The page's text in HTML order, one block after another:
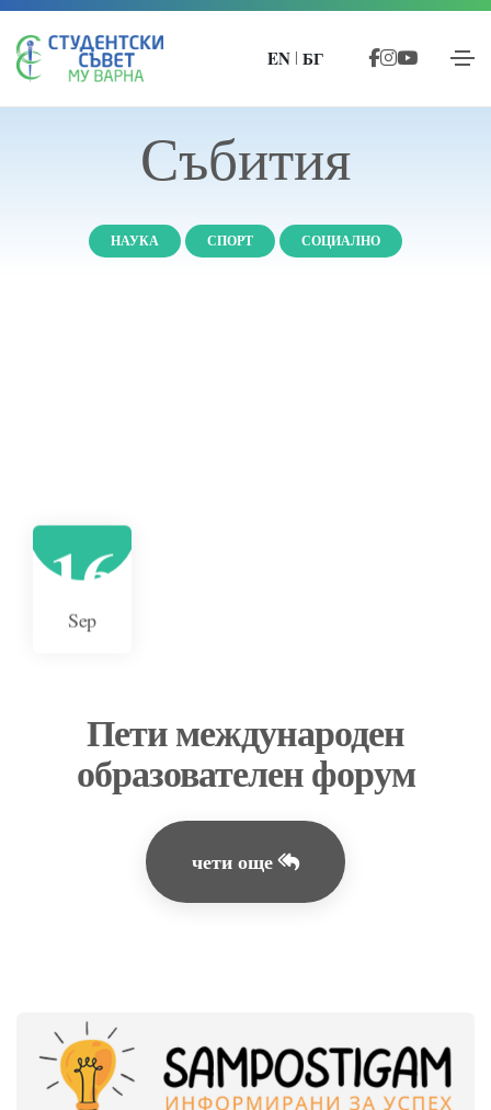
EN | БГ
Събития
НАУКА СПОРТ СОЦИАЛНО
16
Sep
Пети международен
образователен форум
чети още